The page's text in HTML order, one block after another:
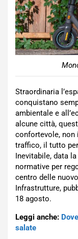
Straordinaria
conquistano
ambientale e
alcune città,
confortevole, non
traffico, il tutto
Inevitabile, data
normative per
centro delle
Infrastrutture,
18 agosto.
Leggi anche:
salate